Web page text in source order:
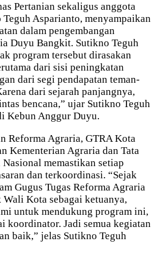
Pertanian sekaligus anggota
Asparianto, menyampaikan
dalam pengembangan
Duyu Bangkit. Sutikno Teguh
program tersebut dirasakan
dari sisi peningkatan
dari segi pendapatan teman-
dari sejarah panjangnya,
bencana,” ujar Sutikno Teguh
Kebun Anggur Duyu.
Reforma Agraria, GTRA Kota
Kementerian Agraria dan Tata
memastikan setiap
dan terkoordinasi. “Sejak
Gugus Tugas Reforma Agraria
Kota sebagai ketuanya,
untuk mendukung program ini,
koordinator. Jadi semua kegiatan
baik,” jelas Sutikno Teguh